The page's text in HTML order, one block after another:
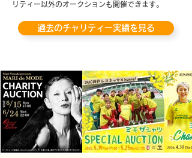
リティー以外のオークションも開催できます。
過去のチャリティー実績を見る